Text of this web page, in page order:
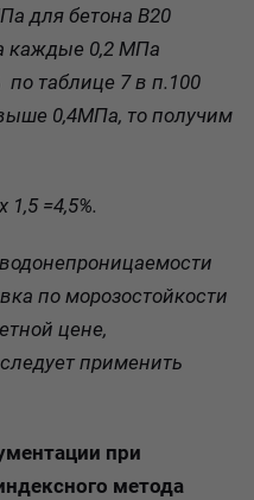
для бетона В20
каждые 0,2 МПа
по таблице 7 в п.100
0,4МПа, то получим
=4,5%.
по морозостойкости
цене,
применить
при
метода